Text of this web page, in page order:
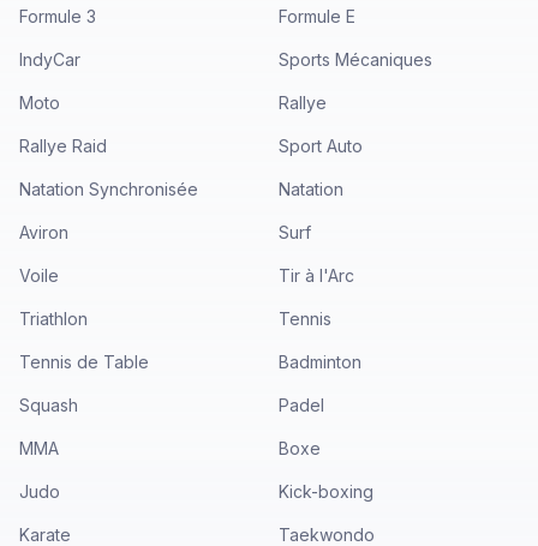
Formule 3 Formule E
IndyCar Sports Mécaniques
Moto Rallye
Rallye Raid Sport Auto
Natation Synchronisée Natation
Aviron Surf
Voile Tir à l'Arc
Triathlon Tennis
Tennis de Table Badminton
Squash Padel
MMA Boxe
Judo Kick-boxing
Karate Taekwondo